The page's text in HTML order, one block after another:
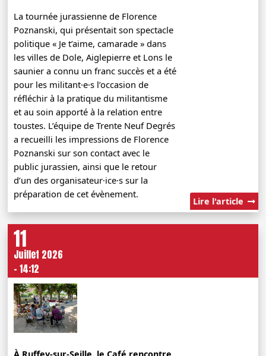
La tournée jurassienne de Florence
Poznanski, qui présentait son spectacle
politique « Je t’aime, camarade » dans
les villes de Dole, Aiglepierre et Lons le
saunier a connu un franc succès et a été
pour les militant·e·s l’occasion de
réfléchir à la pratique du militantisme
et au soin apporté à la relation entre
toustes. L’équipe de Trente Neuf Degrés
a recueilli les impressions de Florence
Poznanski sur son contact avec le
public jurassien, ainsi que le retour
d’un des organisateur·ice·s sur la
préparation de cet évènement.
Lire l'article
11
Juillet 2026
- 14:12